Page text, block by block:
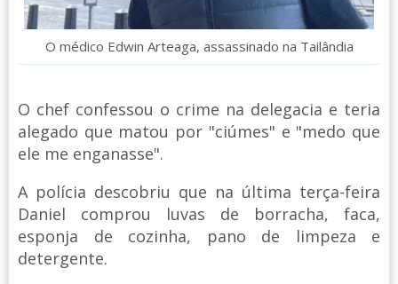
O médico Edwin Arteaga, assassinado na Tailândia
O chef confessou o crime na delegacia e teria
alegado que matou por "ciúmes" e "medo que
ele me enganasse".
A polícia descobriu que na última terça-feira
Daniel comprou luvas de borracha, faca,
esponja de cozinha, pano de limpeza e
detergente.